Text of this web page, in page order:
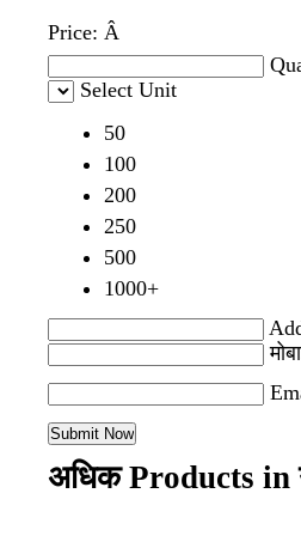
Price: Â
Select Unit
50
100
200
250
500
1000+
अधिक Products in